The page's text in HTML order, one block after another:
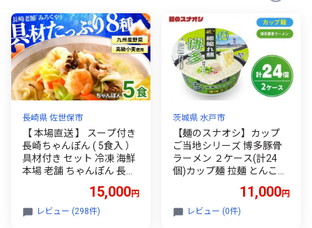
長崎県 佐世保市
【 本場直送 】 スープ付き
長崎ちゃんぽん ( 5食入 ）
具材付き セット 冷凍 海鮮
本場 老舗 ちゃんぽん 長崎
カ 豚肉 とんこつ 豚骨 キャ
ベツ 魚介 簡単 調理 時短
15,000円
レビュー (298件)
茨城県 水戸市
【麺のスナオシ】カップ
ご当地シリーズ 博多豚骨
ラーメン ２ケース(計24
個)カップ麺 拉麺 とんこつ
席麺 生活応援 非常食 備蓄
長期保存 保存食 防災 人気
11,000円
レビュー (0件)